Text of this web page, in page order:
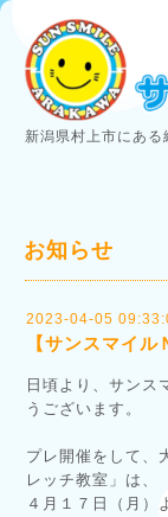
新潟県村上市にあ
お知らせ
2023-04-05
【サンスマイル
日頃より、サンス
うございます。
プレ開催をして、
レッチ教室」は、
４月１７日（月）